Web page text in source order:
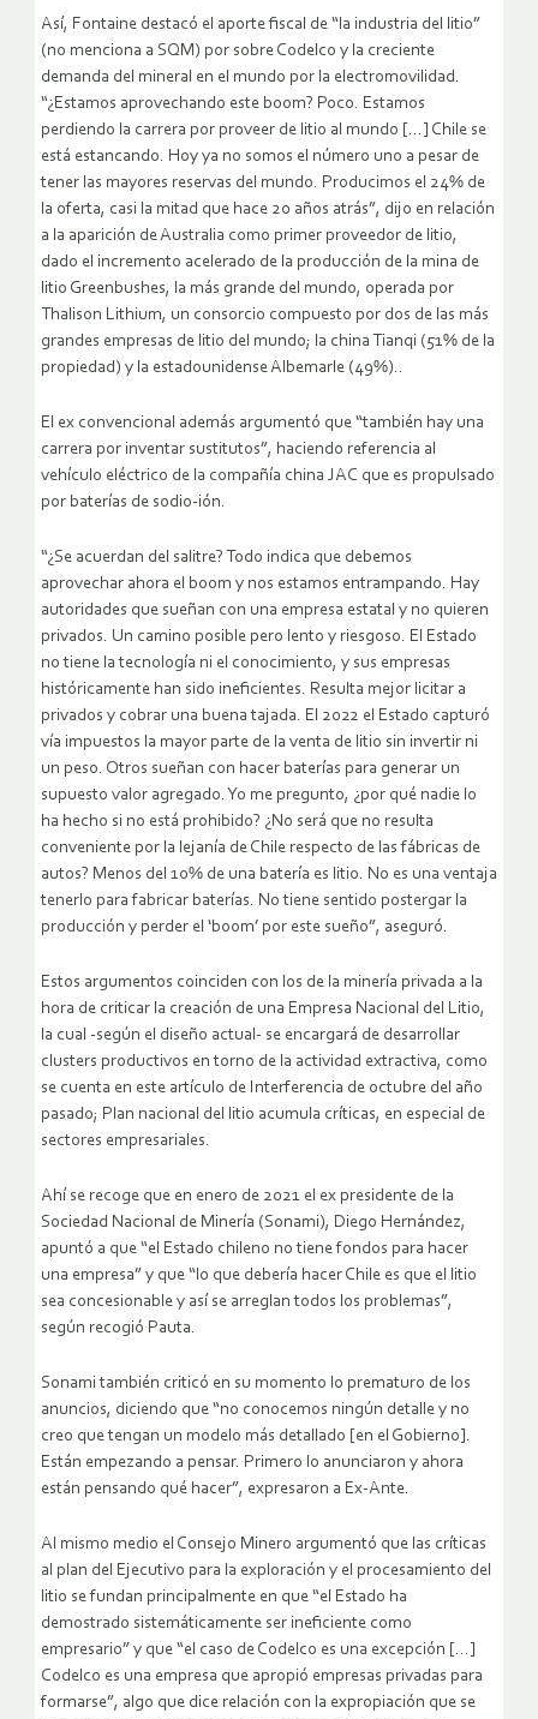
Así, Fontaine destacó el aporte fiscal de “la industria del litio”
(no menciona a SQM) por sobre Codelco y la creciente
demanda del mineral en el mundo por la electromovilidad.
“¿Estamos aprovechando este boom? Poco. Estamos
perdiendo la carrera por proveer de litio al mundo […] Chile se
está estancando. Hoy ya no somos el número uno a pesar de
tener las mayores reservas del mundo. Producimos el 24% de
la oferta, casi la mitad que hace 20 años atrás”, dijo en relación
a la aparición de Australia como primer proveedor de litio,
dado el incremento acelerado de la producción de la mina de
litio Greenbushes, la más grande del mundo, operada por
Thalison Lithium, un consorcio compuesto por dos de las más
grandes empresas de litio del mundo; la china Tianqi (51% de la
propiedad) y la estadounidense Albemarle (49%)..
El ex convencional además argumentó que “también hay una
carrera por inventar sustitutos”, haciendo referencia al
vehículo eléctrico de la compañía china JAC que es propulsado
por baterías de sodio-ión.
“¿Se acuerdan del salitre? Todo indica que debemos
aprovechar ahora el boom y nos estamos entrampando. Hay
autoridades que sueñan con una empresa estatal y no quieren
privados. Un camino posible pero lento y riesgoso. El Estado
no tiene la tecnología ni el conocimiento, y sus empresas
históricamente han sido ineficientes. Resulta mejor licitar a
privados y cobrar una buena tajada. El 2022 el Estado capturó
vía impuestos la mayor parte de la venta de litio sin invertir ni
un peso. Otros sueñan con hacer baterías para generar un
supuesto valor agregado. Yo me pregunto, ¿por qué nadie lo
ha hecho si no está prohibido? ¿No será que no resulta
conveniente por la lejanía de Chile respecto de las fábricas de
autos? Menos del 10% de una batería es litio. No es una ventaja
tenerlo para fabricar baterías. No tiene sentido postergar la
producción y perder el ‘boom’ por este sueño”, aseguró.
Estos argumentos coinciden con los de la minería privada a la
hora de criticar la creación de una Empresa Nacional del Litio,
la cual -según el diseño actual- se encargará de desarrollar
clusters productivos en torno de la actividad extractiva, como
se cuenta en este artículo de Interferencia de octubre del año
pasado; Plan nacional del litio acumula críticas, en especial de
sectores empresariales.
Ahí se recoge que en enero de 2021 el ex presidente de la
Sociedad Nacional de Minería (Sonami), Diego Hernández,
apuntó a que “el Estado chileno no tiene fondos para hacer
una empresa” y que “lo que debería hacer Chile es que el litio
sea concesionable y así se arreglan todos los problemas”,
según recogió Pauta.
Sonami también criticó en su momento lo prematuro de los
anuncios, diciendo que “no conocemos ningún detalle y no
creo que tengan un modelo más detallado [en el Gobierno].
Están empezando a pensar. Primero lo anunciaron y ahora
están pensando qué hacer”, expresaron a Ex-Ante.
Al mismo medio el Consejo Minero argumentó que las críticas
al plan del Ejecutivo para la exploración y el procesamiento del
litio se fundan principalmente en que “el Estado ha
demostrado sistemáticamente ser ineficiente como
empresario” y que “el caso de Codelco es una excepción […]
Codelco es una empresa que apropió empresas privadas para
formarse”, algo que dice relación con la expropiación que se